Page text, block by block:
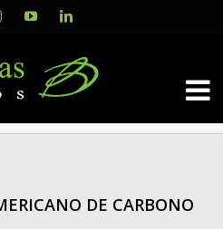
InstagramYouTubeLinkedIn
DE CARBONO